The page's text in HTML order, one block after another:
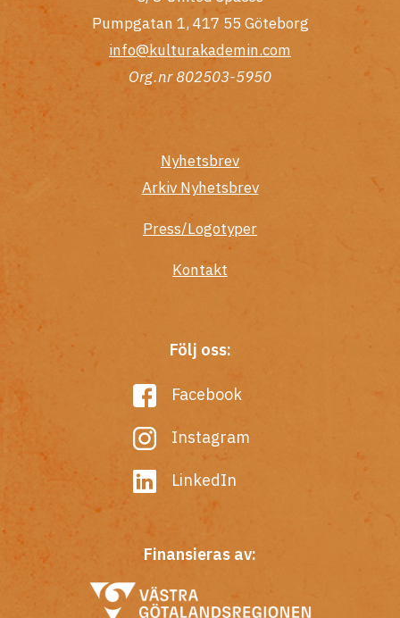
Pumpgatan 1, 417 55 Göteborg
info@kulturakademin.com
Org.nr 802503-5950
Nyhetsbrev
Arkiv Nyhetsbrev
Press/Logotyper
Kontakt
Följ oss:
Facebook
Instagram
LinkedIn
Finansieras av: